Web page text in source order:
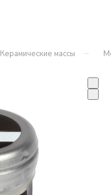
Керамические массы –